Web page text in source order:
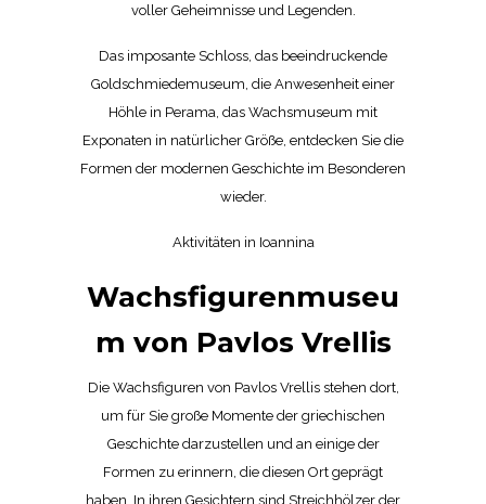
voller Geheimnisse und Legenden.
Das imposante Schloss, das beeindruckende
Goldschmiedemuseum, die Anwesenheit einer
Höhle in Perama, das Wachsmuseum mit
Exponaten in natürlicher Größe, entdecken Sie die
Formen der modernen Geschichte im Besonderen
wieder.
Aktivitäten in Ioannina
Wachsfigurenmuseu
m von Pavlos Vrellis
Die Wachsfiguren von Pavlos Vrellis stehen dort,
um für Sie große Momente der griechischen
Geschichte darzustellen und an einige der
Formen zu erinnern, die diesen Ort geprägt
haben. In ihren Gesichtern sind Streichhölzer der